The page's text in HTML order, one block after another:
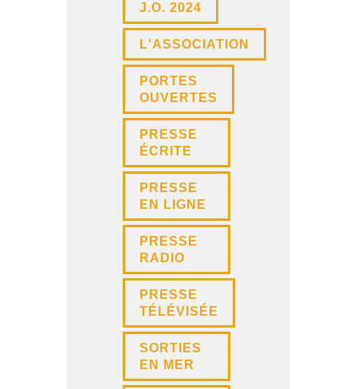
J.O. 2024
L'ASSOCIATION
PORTES
OUVERTES
PRESSE
ÉCRITE
PRESSE
EN LIGNE
PRESSE
RADIO
PRESSE
TÉLÉVISÉE
SORTIES
EN MER